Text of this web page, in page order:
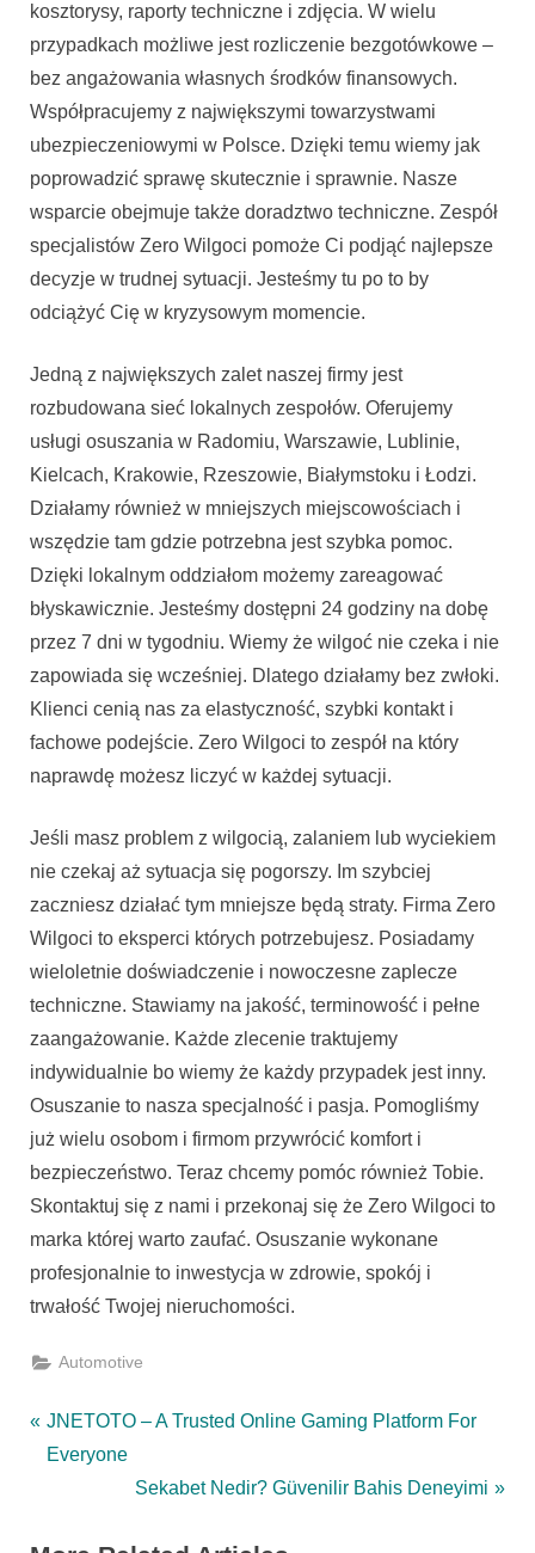
kosztorysy, raporty techniczne i zdjęcia. W wielu
przypadkach możliwe jest rozliczenie bezgotówkowe –
bez angażowania własnych środków finansowych.
Współpracujemy z największymi towarzystwami
ubezpieczeniowymi w Polsce. Dzięki temu wiemy jak
poprowadzić sprawę skutecznie i sprawnie. Nasze
wsparcie obejmuje także doradztwo techniczne. Zespół
specjalistów Zero Wilgoci pomoże Ci podjąć najlepsze
decyzje w trudnej sytuacji. Jesteśmy tu po to by
odciążyć Cię w kryzysowym momencie.
Jedną z największych zalet naszej firmy jest
rozbudowana sieć lokalnych zespołów. Oferujemy
usługi osuszania w Radomiu, Warszawie, Lublinie,
Kielcach, Krakowie, Rzeszowie, Białymstoku i Łodzi.
Działamy również w mniejszych miejscowościach i
wszędzie tam gdzie potrzebna jest szybka pomoc.
Dzięki lokalnym oddziałom możemy zareagować
błyskawicznie. Jesteśmy dostępni 24 godziny na dobę
przez 7 dni w tygodniu. Wiemy że wilgoć nie czeka i nie
zapowiada się wcześniej. Dlatego działamy bez zwłoki.
Klienci cenią nas za elastyczność, szybki kontakt i
fachowe podejście. Zero Wilgoci to zespół na który
naprawdę możesz liczyć w każdej sytuacji.
Jeśli masz problem z wilgocią, zalaniem lub wyciekiem
nie czekaj aż sytuacja się pogorszy. Im szybciej
zaczniesz działać tym mniejsze będą straty. Firma Zero
Wilgoci to eksperci których potrzebujesz. Posiadamy
wieloletnie doświadczenie i nowoczesne zaplecze
techniczne. Stawiamy na jakość, terminowość i pełne
zaangażowanie. Każde zlecenie traktujemy
indywidualnie bo wiemy że każdy przypadek jest inny.
Osuszanie to nasza specjalność i pasja. Pomogliśmy
już wielu osobom i firmom przywrócić komfort i
bezpieczeństwo. Teraz chcemy pomóc również Tobie.
Skontaktuj się z nami i przekonaj się że Zero Wilgoci to
marka której warto zaufać. Osuszanie wykonane
profesjonalnie to inwestycja w zdrowie, spokój i
trwałość Twojej nieruchomości.
Automotive
Post
navigation
P
r
JNETOTO – A Trusted Online Gaming Platform For
Everyone
N
Sekabet Nedir? Güvenilir Bahis Deneyimi